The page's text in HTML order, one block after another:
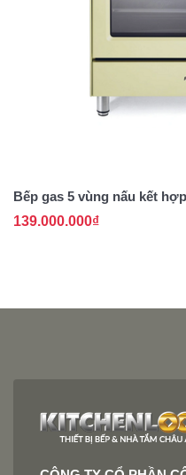
Bếp gas 5 vùng nấu kết
RGM95D2C - Nhập khẩu
139.000.000₫